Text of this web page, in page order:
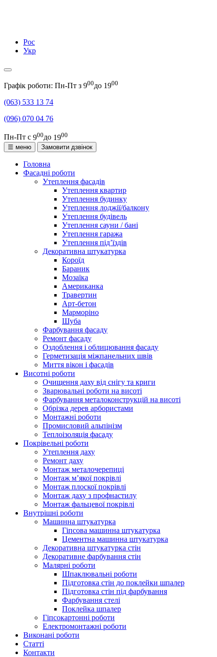
Рос
Укр
Графік роботи: Пн-Пт з 900до 1900
(063) 533 13 74
(096) 070 04 76
Пн-Пт с 900до 1900
☰ меню
Замовити дзвінок
Головна
Фасадні роботи
Утеплення фасадів
Утеплення квартир
Утеплення будинку
Утеплення лоджії/балкону
Утеплення будівель
Утеплення сауни / бані
Утеплення гаража
Утеплення під’їздів
Декоративна штукатурка
Короїд
Бараник
Мозаїка
Американка
Травертин
Арт-бетон
Марморіно
Шуба
Фарбування фасаду
Ремонт фасаду
Оздоблення і облицювання фасаду
Герметизація міжпанельних швів
Миття вікон і фасадів
Висотні роботи
Очищення даху від снігу та криги
Зварювальні роботи на висоті
Фарбування металоконструкцій на висоті
Обрізка дерев арбористами
Монтажні роботи
Промисловий альпінізм
Теплоізоляція фасаду
Покрівельні роботи
Утеплення даху
Ремонт даху
Монтаж металочерепиці
Монтаж м’якої покрівлі
Монтаж плоскої покрівлі
Монтаж даху з профнастилу
Монтаж фальцевої покрівлі
Внутрішні роботи
Машинна штукатурка
Гіпсова машинна штукатурка
Цементна машинна штукатурка
Декоративна штукатурка стін
Декоративне фарбування стін
Малярні роботи
Шпаклювальні роботи
Підготовка стін до поклейки шпалер
Підготовка стін під фарбування
Фарбування стелі
Поклейка шпалер
Гіпсокартонні роботи
Електромонтажні роботи
Виконані роботи
Статті
Контакти